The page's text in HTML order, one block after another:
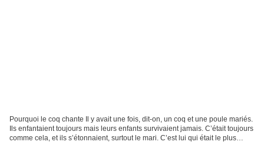
Pourquoi le coq chante Il y avait une fois, dit-on, un coq et une poule mariés.
Ils enfantaient toujours mais leurs enfants survivaient jamais. C’était toujours
comme cela, et ils s’étonnaient, surtout le mari. C’est lui qui était le plus